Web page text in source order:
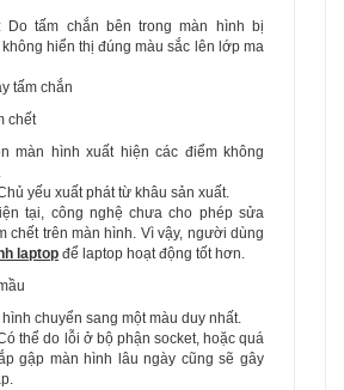
Do tấm chắn bên trong màn hình bị
hiển thị đúng màu sắc lên lớp ma
tấm chắn
chết
màn hình xuất hiện các điểm không
yếu xuất phát từ khâu sản xuất.
tại, công nghệ chưa cho phép sửa
chết trên màn hình. Vì vậy, người dùng
laptop để laptop hoạt động tốt hơn.
chuyển sang một màu duy nhất.
thể do lỗi ở bộ phận socket, hoặc quá
gập màn hình lâu ngày cũng sẽ gây